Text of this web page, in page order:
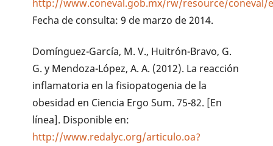
http://www.coneval.gob.mx/rw/resource/coneval/
Fecha de consulta: 9 de marzo de 2014.
Domínguez-García, M. V., Huitrón-Bravo, G.
G. y Mendoza-López, A. A. (2012). La reacción
inflamatoria en la fisiopatogenia de la
obesidad en Ciencia Ergo Sum. 75-82. [En
línea]. Disponible en:
http://www.redalyc.org/articulo.oa?